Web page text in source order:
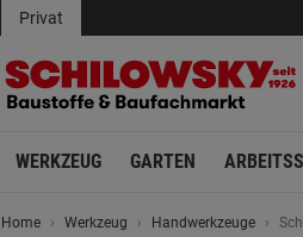
Privat
WERKZEUG GARTEN
Home Werkzeug Handwerkzeuge